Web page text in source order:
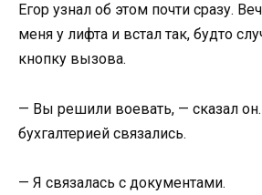
Егор узнал об этом почти сразу.
меня у лифта и встал так, будто
кнопку вызова.
— Вы решили воевать, — сказал
бухгалтерией связались.
— Я связалась с документами.